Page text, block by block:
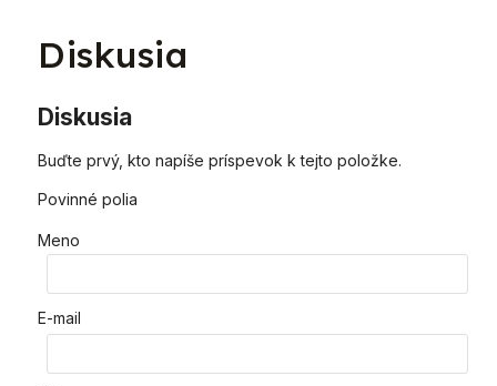
Diskusia
Diskusia
Buďte prvý, kto napíše príspevok k tejto položke.
Povinné polia
Meno
E-mail